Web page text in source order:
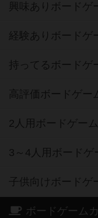
興味ありボードゲ
経験ありボードゲ
持ってるボードゲ
高評価ボードゲー
2人用ボードゲー
3～4人用ボードゲ
子供向けボードゲ
ボードゲーム